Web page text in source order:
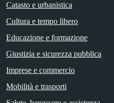
Catasto e urbanistica
Cultura e tempo libero
Educazione e formazione
Giustizia e sicurezza pubblica
Imprese e commercio
Mobilità e trasporti